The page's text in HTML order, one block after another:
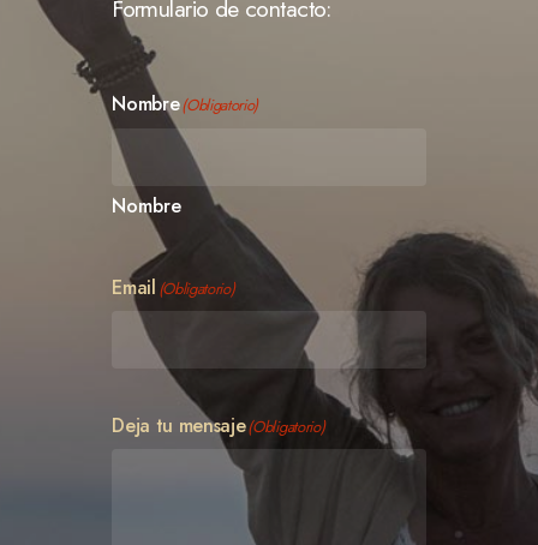
Formulario de contacto:
Nombre(Obligatorio)
Nombre
Email (Obligatorio)
Deja tu mensaje(Obligatorio)